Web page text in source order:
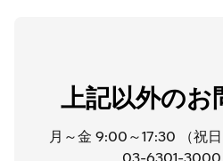
上記以外のお
月～金 9:00～17:30 （祝